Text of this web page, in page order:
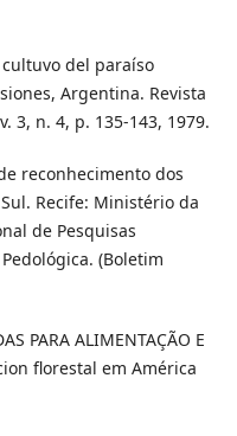
cultuvo del paraíso
Argentina. Revista
3, n. 4, p. 135-143, 1979.
reconhecimento dos
Recife: Ministério da
de Pesquisas
(Boletim
PARA ALIMENTAÇÃO E
florestal em América